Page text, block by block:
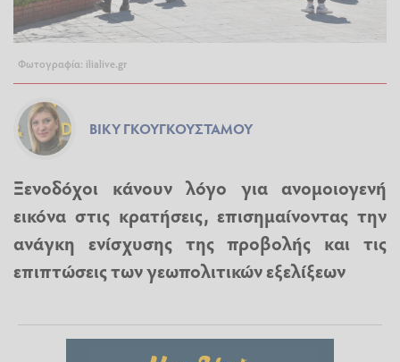
Φωτογραφία: ilialive.gr
ΒΊΚΥ ΓΚΟΥΓΚΟΥΣΤΆΜΟΥ
Ξενοδόχοι κάνουν λόγο για ανομοιογενή
εικόνα στις κρατήσεις, επισημαίνοντας την
ανάγκη ενίσχυσης της προβολής και τις
επιπτώσεις των γεωπολιτικών εξελίξεων